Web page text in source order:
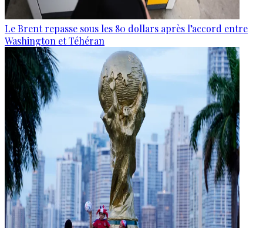
Le Brent repasse sous les 80 dollars après l’accord entre
Washington et Téhéran